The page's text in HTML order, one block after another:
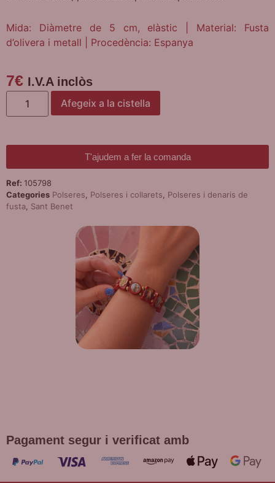
Mida: Diàmetre de 5 cm, elàstic | Material: Fusta
d’olivera i metall | Procedència: Espanya
7€ I.V.A inclòs
Afegeix a la cistella
T'ajudem a fer la comanda
Ref: 105798
Categories Polseres Polseres i collarets
Polseres i denaris de
fusta Sant Benet
Pagament segur i verificat amb